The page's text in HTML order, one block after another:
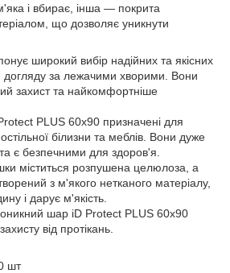
і вбирає, інша — покрита
що дозволяє уникнути
широкий вибір надійних та якісних
догляду за лежачими хворими. Вони
захист та найкомфортніше
PLUS 60х90 призначені для
білизни та меблів. Вони дуже
є безпечними для здоров'я.
міститься розпушена целюлоза, а
з м'якого нетканого матеріалу,
і дарує м'якість.
шар iD Protect PLUS 60х90
від протікань.
шт